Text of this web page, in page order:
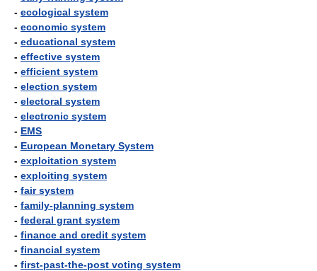
- ecological system
- economic system
- educational system
- effective system
- efficient system
- election system
- electoral system
- electronic system
- EMS
- European Monetary System
- exploitation system
- exploiting system
- fair system
- family-planning system
- federal grant system
- finance and credit system
- financial system
- first-past-the-post voting system